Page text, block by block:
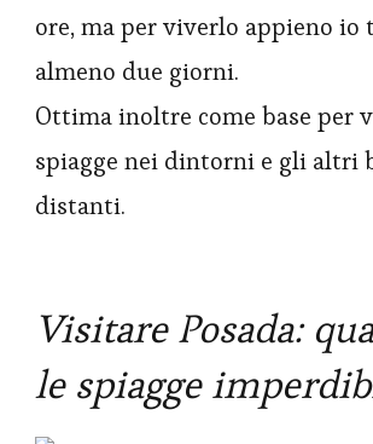
ore, ma per viverlo appieno io
almeno due giorni.
Ottima inoltre come base per
spiagge nei dintorni e gli altri
distanti.
Visitare Posada:
le spiagge